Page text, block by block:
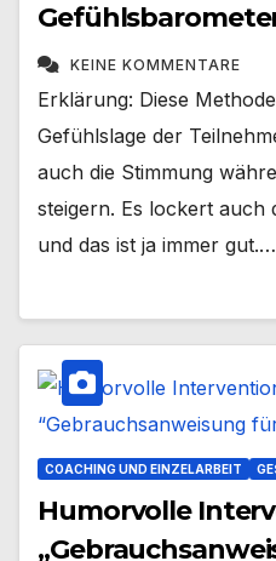
KEINE KOMMENTARE
Erklärung: Diese
Gefühlslage der
auch die Stimmung
steigern. Es lockert auch
und das ist ja immer gut.…
COACHING UND EINZELARBEIT
Humorvolle